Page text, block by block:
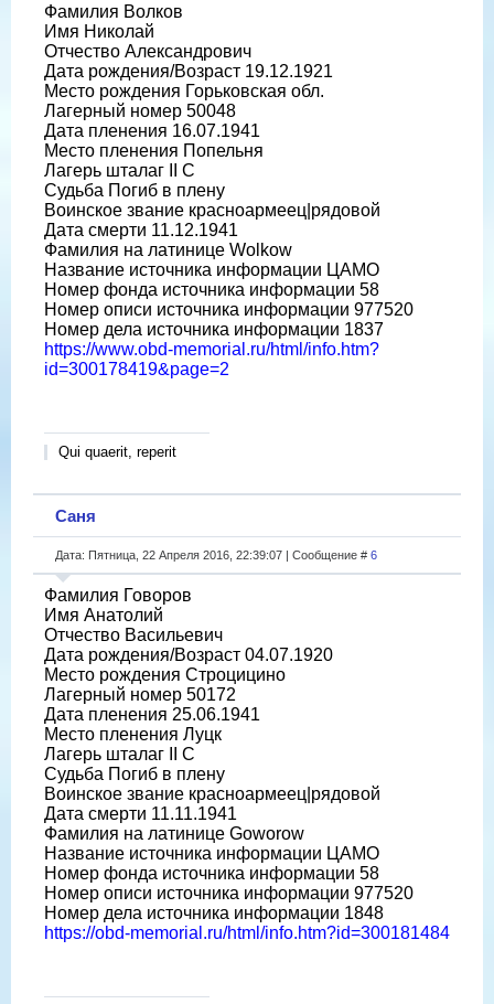
Фамилия Волков
Имя Николай
Отчество Александрович
Дата рождения/Возраст 19.12.1921
Место рождения Горьковская обл.
Лагерный номер 50048
Дата пленения 16.07.1941
Место пленения Попельня
Лагерь шталаг II C
Судьба Погиб в плену
Воинское звание красноармеец|рядовой
Дата смерти 11.12.1941
Фамилия на латинице Wolkow
Название источника информации ЦАМО
Номер фонда источника информации 58
Номер описи источника информации 977520
Номер дела источника информации 1837
https://www.obd-memorial.ru/html/info.htm?
id=300178419&page=2
Qui quaerit, reperit
Саня
Дата: Пятница, 22 Апреля 2016, 22:39:07 | Сообщение # 6
Фамилия Говоров
Имя Анатолий
Отчество Васильевич
Дата рождения/Возраст 04.07.1920
Место рождения Строцицино
Лагерный номер 50172
Дата пленения 25.06.1941
Место пленения Луцк
Лагерь шталаг II C
Судьба Погиб в плену
Воинское звание красноармеец|рядовой
Дата смерти 11.11.1941
Фамилия на латинице Goworow
Название источника информации ЦАМО
Номер фонда источника информации 58
Номер описи источника информации 977520
Номер дела источника информации 1848
https://obd-memorial.ru/html/info.htm?id=300181484